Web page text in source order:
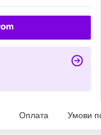
Оплата Умови